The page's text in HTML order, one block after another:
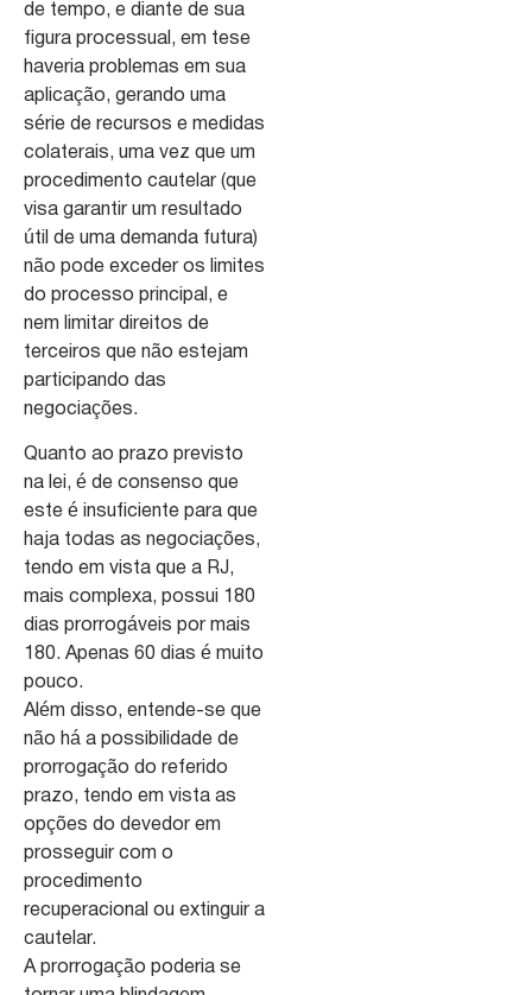
de tempo, e diante de sua
figura processual, em tese
haveria problemas em sua
aplicação, gerando uma
série de recursos e medidas
colaterais, uma vez que um
procedimento cautelar (que
visa garantir um resultado
útil de uma demanda futura)
não pode exceder os limites
do processo principal, e
nem limitar direitos de
terceiros que não estejam
participando das
negociações.
Quanto ao prazo previsto
na lei, é de consenso que
este é insuficiente para que
haja todas as negociações,
tendo em vista que a RJ,
mais complexa, possui 180
dias prorrogáveis por mais
180. Apenas 60 dias é muito
pouco.
Além disso, entende-se que
não há a possibilidade de
prorrogação do referido
prazo, tendo em vista as
opções do devedor em
prosseguir com o
procedimento
recuperacional ou extinguir a
cautelar.
A prorrogação poderia se